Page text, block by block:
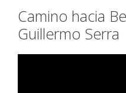
Camino hacia
Guillermo Serra